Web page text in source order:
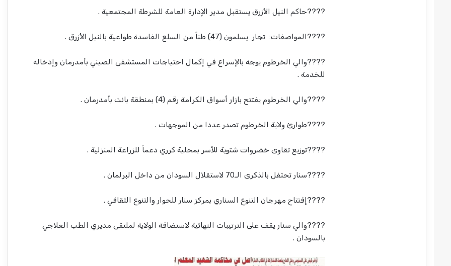
????حاكم النيل الأزرق يستقبل مدير الإدارة العامة للشرطة المجتمعية .
????المواصفات: تجار يسلمون (47) طناً من السلع الفاسدة طواعية بالنيل الأزرق .
????والي الخرطوم يوجه بالإسراع في إكمال احتياجات المستشفى الصيني بأمدرمان وإدخاله
للخدمة .
????والي الخرطوم يفتتح بازار أسواق الكرامة رقم (4) بمنطقة بانت بأمدرمان .
????طوارئ ولاية الخرطوم تصدر عددا من الموجهات .​
????توزيع تقاوى خضروات شتوية للأسر بمحلية كرري دعماً للزراعة المنزلية .
????سنار تحتفل بالذكرى الـ70 لاستقلال السودان من داخل البرلمان .
????إفتتاح مهرجان التنوع السناري بمركز سنار للحوار والتنوع الثقافي .
????والي سنار يقف على الترتيبات النهائية لاستضافة الولاية لملتقى مديري الطب العلاجي
بالسودان .